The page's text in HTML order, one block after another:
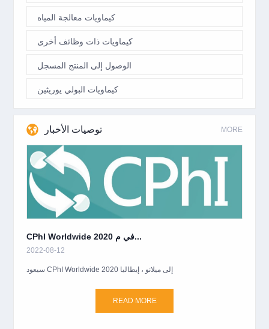
كيماويات معالجة المياه
كيماويات ذات وظائف أخرى
الوصول إلى المنتج المسجل
كيماويات البولي يوريثين
توصيات الأخبار MORE
CPhI Worldwide 2020 في م...
2022-08-12
سيعود CPhI Worldwide 2020 إلى ميلانو ، إيطاليا
READ MORE